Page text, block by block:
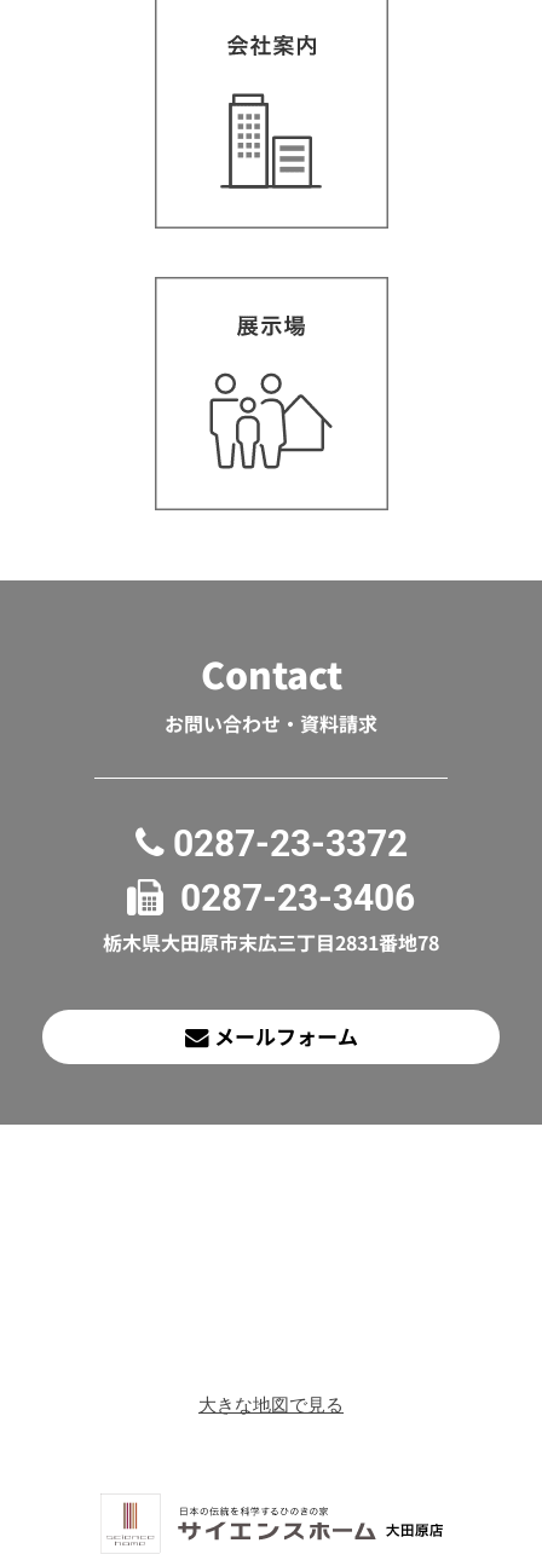
Contact
お問い合わせ・資料請求
0287-23-3372
 0287-23-3406
栃木県大田原市末広三丁目2831番地78
メールフォーム
大きな地図で見る